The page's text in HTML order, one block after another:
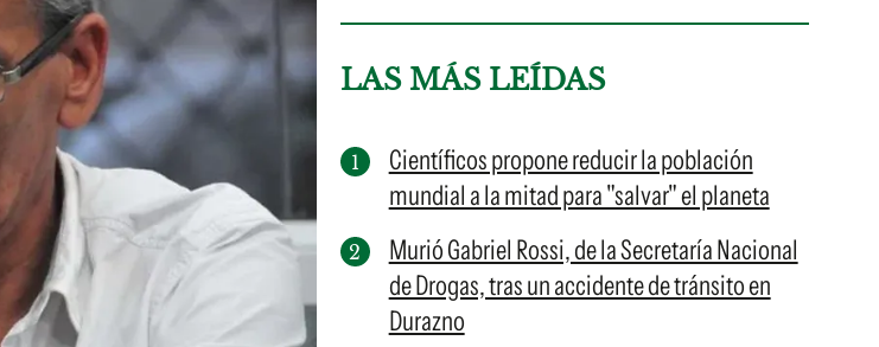
LAS MÁS LEÍDAS
Científicos propone reducir la población
mundial a la mitad para "salvar" el planeta
Murió Gabriel Rossi, de la Secretaría Nacional
de Drogas, tras un accidente de tránsito en
Durazno